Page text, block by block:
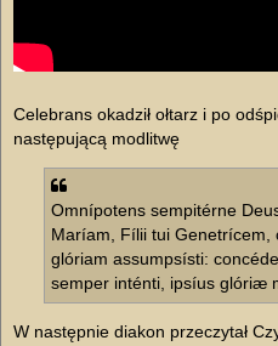
Celebrans okadził ołtarz i po
następującą modlitwę
Omnípotens sempitérne
Maríam, Fílii tui
glóriam assumpsísti:
semper inténti, ipsíus glóriæ
W następnie diakon przeczytał